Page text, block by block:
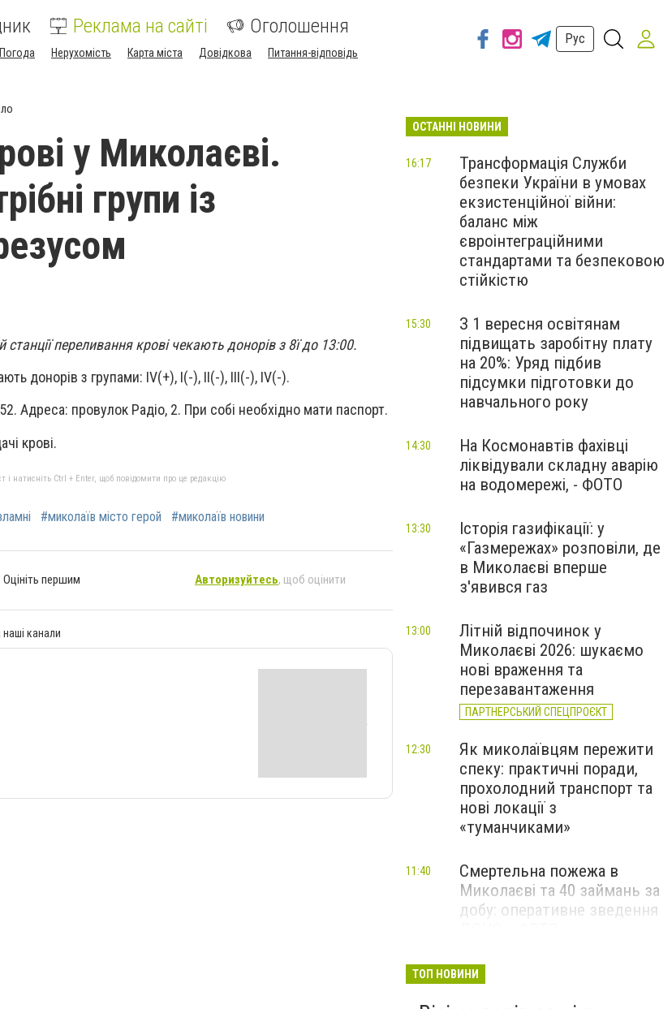
Реклама на сайті Оголошення
Погода Нерухомість Карта міста Довідкова Питання-відповідь
Рус
у Миколаєві.
групи із
станції переливання крові чекають донорів з 8ї до 13:00.
донорів з групами: ІV(+), I(-), II(-), III(-), IV(-).
Адреса: провулок Радіо, 2. При собі необхідно мати паспорт.
крові.
і натисніть Ctrl + Enter, щоб повідомити про це редакцію
#миколаїв місто герой #миколаїв новини
Оцініть першим Авторизуйтесь, щоб оцінити
канали
ОСТАННІ НОВИНИ
Трансформація Служби
безпеки України в умовах
екзистенційної війни:
баланс між
євроінтеграційними
стандартами та безпековою
стійкістю
16:17
З 1 вересня освітянам
підвищать заробітну плату
на 20%: Уряд підбив
підсумки підготовки до
навчального року
15:30
На Космонавтів фахівці
ліквідували складну аварію
на водомережі, - ФОТО
14:30
Історія газифікації: у
«Газмережах» розповіли, де
в Миколаєві вперше
з'явився газ
13:30
Літній відпочинок у
Миколаєві 2026: шукаємо
нові враження та
перезавантаження
ПАРТНЕРСЬКИЙ СПЕЦПРОЄКТ
13:00
Як миколаївцям пережити
спеку: практичні поради,
прохолодний транспорт та
нові локації з
«туманчиками»
12:30
Смертельна пожежа в
Миколаєві та 40 займань за
добу: оперативне зведення
11:40
Смертельна ДТП за участі
11:00
ТОП НОВИНИ